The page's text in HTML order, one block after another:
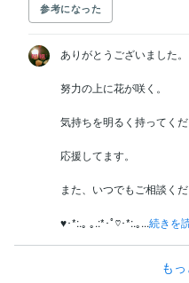
参考になった
ありがとうございました。
努力の上に花が咲く。
気持ちを明るく持ってくだ
応援してます。
また、いつでもご相談く
♥･*:.｡ ｡.:*･ﾟ♡･*:.｡...続きを
も